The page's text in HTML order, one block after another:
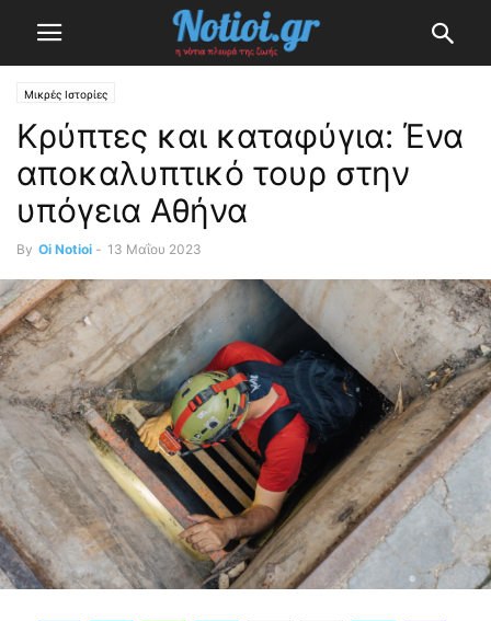
Μικρές Ιστορίες
Κρύπτες και καταφύγια: Ένα
αποκαλυπτικό τουρ στην
υπόγεια Αθήνα
By Oi Notioi - 13 Μαΐου 2023